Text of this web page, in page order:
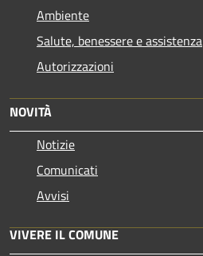
Ambiente
Salute, benessere e assistenza
Autorizzazioni
NOVITÀ
Notizie
Comunicati
Avvisi
VIVERE IL COMUNE